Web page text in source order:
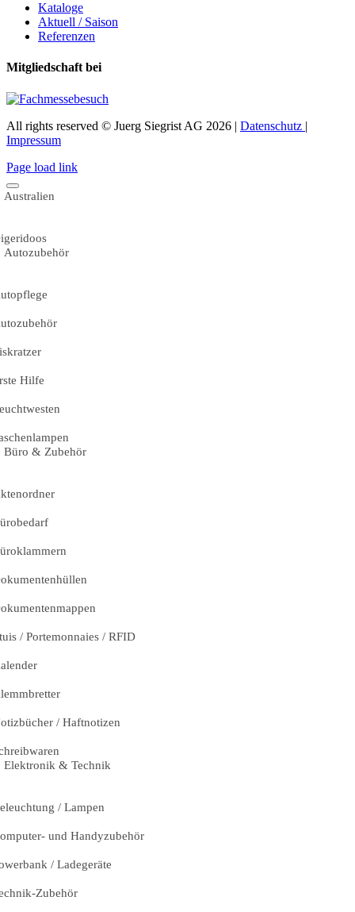
Kataloge
Aktuell / Saison
Referenzen
Mitgliedschaft bei
All rights reserved © Juerg Siegrist AG 2026 | Datenschutz |
Impressum
Page load link
Australien
Autozubehör
Hilfe
Büro & Zubehör
/ Portemonnaies / RFID
/ Haftnotizen
Elektronik & Technik
/ Lampen
und Handyzubehör
/ Ladegeräte
Zubehör